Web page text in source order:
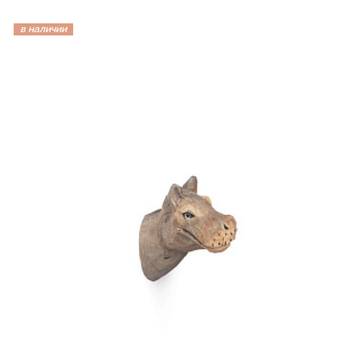
в наличии